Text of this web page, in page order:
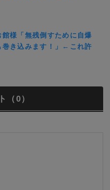
館様「無残倒すために自爆
巻き込みます！」←これ許
（0）